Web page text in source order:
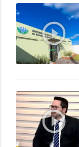
play_circle_outline
play_circle_outline